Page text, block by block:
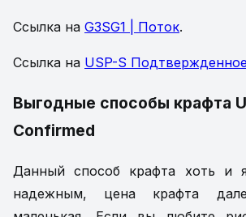
Ссылка на G3SG1 | Поток.
Ссылка на USP-S
Выгодные способы крафта
Confirmed
Данный способ крафта хоть и
надежным, цена крафта